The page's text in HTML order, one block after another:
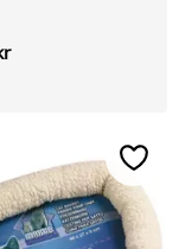
Lägg